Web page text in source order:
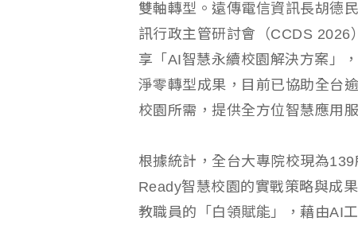
雙軸轉型。遠傳電信資訊長胡德
訊行政主管研討會（CCDS 2026
享「AI智慧永續校園解決方案」
淨零轉型成果，目前已協助全台
校園所需，提供全方位智慧應用服
根據統計，全台大專院校現為
Ready智慧校園的實戰策略與成
教職員的「白領賦能」，藉由AI